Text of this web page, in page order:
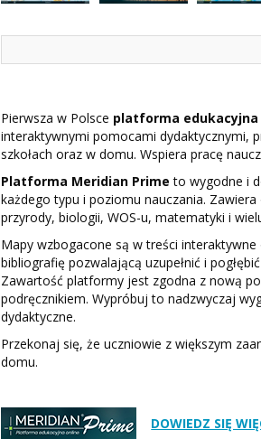
Pierwsza w Polsce platforma
interaktywnymi pomocami dydaktycznymi,
szkołach oraz w domu. Wspiera pracę
Platforma Meridian Prime to wygodne i
każdego typu i poziomu nauczania.
przyrody, biologii, WOS-u, matematyki i
Mapy wzbogacone są w treści
bibliografię pozwalającą uzupełnić i
Zawartość platformy jest zgodna z nową
podręcznikiem. Wypróbuj to nadzwyczaj
dydaktyczne.
Przekonaj się, że uczniowie z większym
domu.
DOWIEDZ SIĘ